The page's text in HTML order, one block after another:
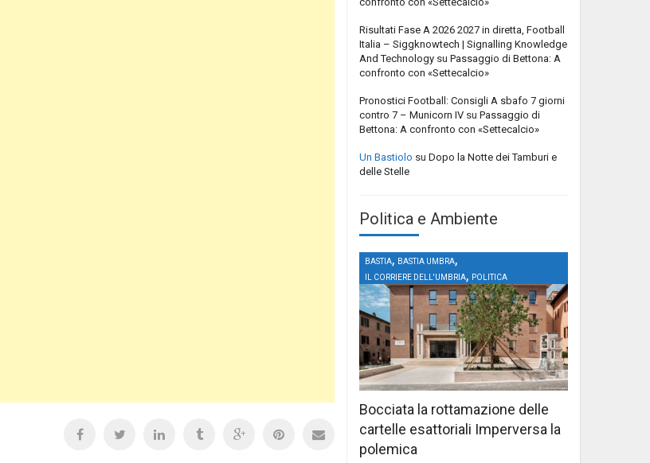
Risultati Fase A 2026 2027 in diretta, Football
Italia – Siggknowtech | Signalling Knowledge
And Technology su Passaggio di Bettona: A
confronto con «Settecalcio»
Pronostici Football: Consigli A sbafo 7 giorni
contro 7 – Municorn IV su Passaggio di
Bettona: A confronto con «Settecalcio»
Un Bastiolo su Dopo la Notte dei Tamburi e
delle Stelle
Politica e Ambiente
BASTIA, BASTIA UMBRA,
IL CORRIERE DELL'UMBRIA, POLITICA
Bocciata la rottamazione delle
cartelle esattoriali Imperversa la
polemica